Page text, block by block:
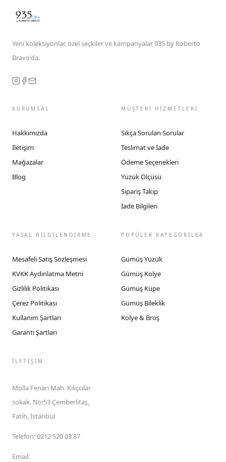
Yeni koleksiyonlar, özel seçkiler ve kampanyalar 935 by Roberto
Bravo'da.
KURUMSAL
Hakkımızda
İletişim
Mağazalar
Blog
MÜŞTERİ HİZMETLERİ
Sıkça Sorulan Sorular
Teslimat ve İade
Ödeme Seçenekleri
Yüzük Ölçüsü
Sipariş Takip
İade Bilgileri
YASAL BİLGİLENDİRME
Mesafeli Satış Sözleşmesi
KVKK Aydınlatma Metni
Gizlilik Politikası
Çerez Politikası
Kullanım Şartları
Garanti Şartları
POPÜLER KATEGORİLER
Gümüş Yüzük
Gümüş Kolye
Gümüş Küpe
Gümüş Bileklik
Kolye & Broş
İLETIŞIM
Molla Fenari Mah. Kılıçcılar
sokak. No:53 Çemberlitaş,
Fatih, İstanbul
Telefon:0212 520 03 87
Email: